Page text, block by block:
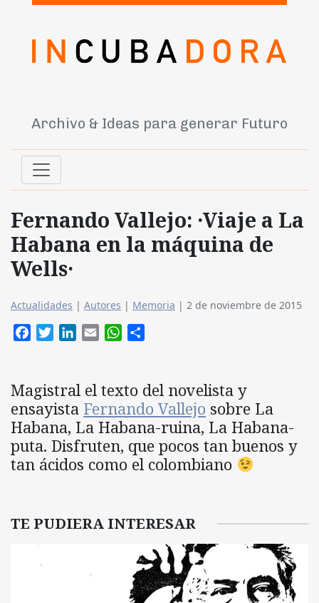
Archivo & Ideas para generar Futuro
Fernando Vallejo: ·Viaje a La
Habana en la máquina de
Wells·
Actualidades | Autores | Memoria | 2 de noviembre de 2015
FacebookTwitterLinkedIn
Email WhatsApp
Magistral el texto del novelista y
ensayista Fernando Vallejo sobre La
Habana, La Habana-ruina, La Habana-
puta. Disfruten, que pocos tan buenos y
tan ácidos como el colombiano
TE PUDIERA INTERESAR